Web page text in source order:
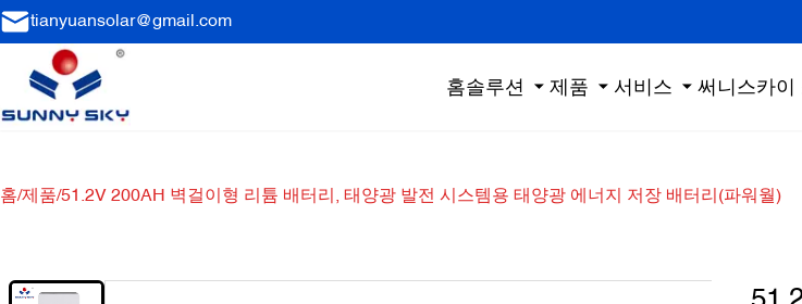
tianyuansolar@gmail.com
홈솔루션 제품 서비스 써니스카이
홈/제품/51.2V 200AH 벽걸이형 리튬 배터리, 태양광 발전 시스템용 태양광 에너지 저장 배터리(파워월)